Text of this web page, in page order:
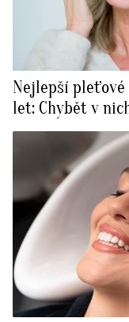
Nejlepší pleťové
let: Chybět v